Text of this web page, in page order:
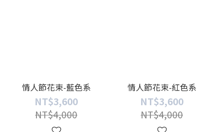
情人節花束-藍色系
NT$3,600
NT$4,000
情人節花束-紅色系
NT$3,600
NT$4,000